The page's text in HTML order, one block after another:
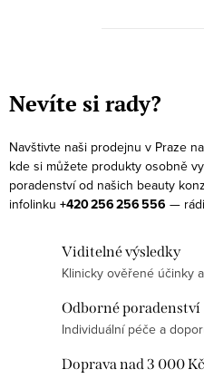
v
l
á
d
a
c
Nevíte si rady?
Navštivte naši prodejnu v Praze na
kde si můžete produkty osobně
poradenství od našich beauty
infolinku +420 256 256 556 —
Viditelné výsledky
Klinicky ověřené účinky
Odborné poradenství
Individuální péče a
Doprava nad 3 000